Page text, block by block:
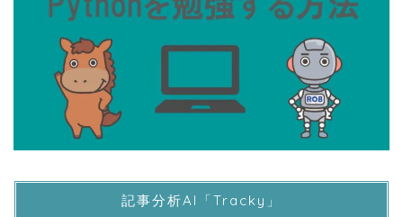
記事分析AI「Tracky」